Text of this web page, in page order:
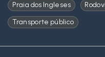
Praia dos Ingleses
Transporte público